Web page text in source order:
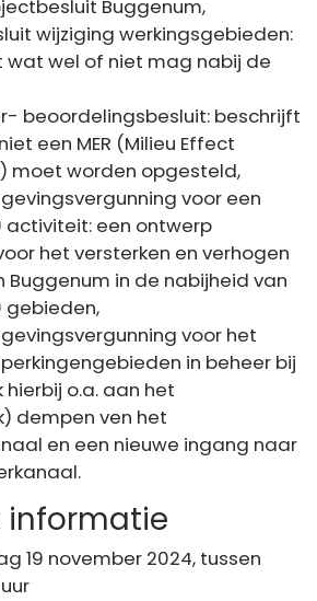
Buggenum,
wijziging werkingsgebieden:
wat wel of niet mag nabij de
beoordelingsbesluit: beschrijft
een MER (Milieu Effect
moet worden opgesteld,
voor een
activiteit: een ontwerp
het versterken en verhogen
Buggenum in de nabijheid van
gebieden,
voor het
in beheer bij
hierbij o.a. aan het
dempen ven het
en een nieuwe ingang naar
informatie
19 november 2024, tussen